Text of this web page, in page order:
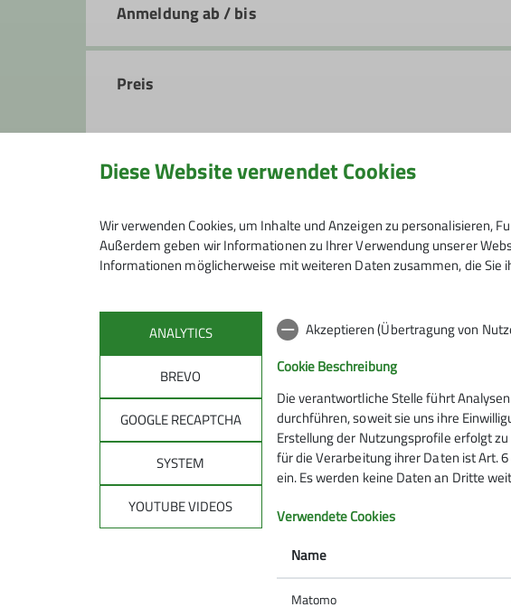
Unsere Touren sind um die 30km lang mit ca.
Zu den Touren solltet ihr folgende Ausrüstung
Ausreichend zu trinken
Erste Hilfe Set
Rettungsdecke
Anmeldung ab / bis
Preis
Sektion
DAV-Kletterzentrum Feucht
Mitgliedschaft
Newsletter
Mitteilungsheft
Gruppen
Bike-Gruppen
Jugend
Familiengruppe
Diese Website verwendet Cookies
Wir verwenden Cookies, um Inhalte und Anzeigen zu personalisieren,
Außerdem geben wir Informationen zu Ihrer Verwendung unserer
Informationen möglicherweise mit weiteren Daten zusammen, die
ANALYTICS
BREVO
GOOGLE RECAPTCHA
SYSTEM
YOUTUBE VIDEOS
Akzeptieren (Übertragung von
Cookie Beschreibung
Die verantwortliche Stelle führt
durchführen, soweit sie uns ihre
Erstellung der Nutzungsprofile erfolgt
für die Verarbeitung ihrer Daten ist Art.
ein. Es werden keine Daten an Dritte
Verwendete Cookies
Name
Matomo